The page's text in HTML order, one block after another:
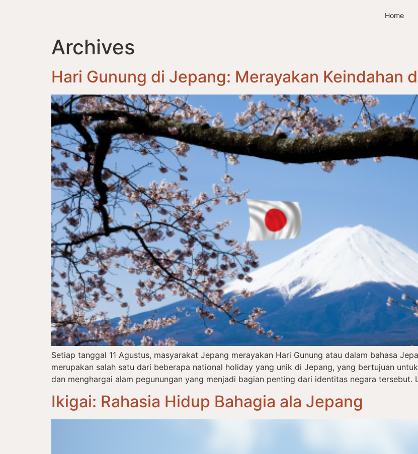
Home
Archives
Hari Gunung di Jepang: Merayakan Keindahan
Setiap tanggal 11 Agustus, masyarakat Jepang merayakan Hari Gunung atau dalam bahasa
merupakan salah satu dari beberapa national holiday yang unik di Jepang, yang bertujuan
dan menghargai alam pegunungan yang menjadi bagian penting dari identitas negara tersebut.
Ikigai: Rahasia Hidup Bahagia ala Jepang